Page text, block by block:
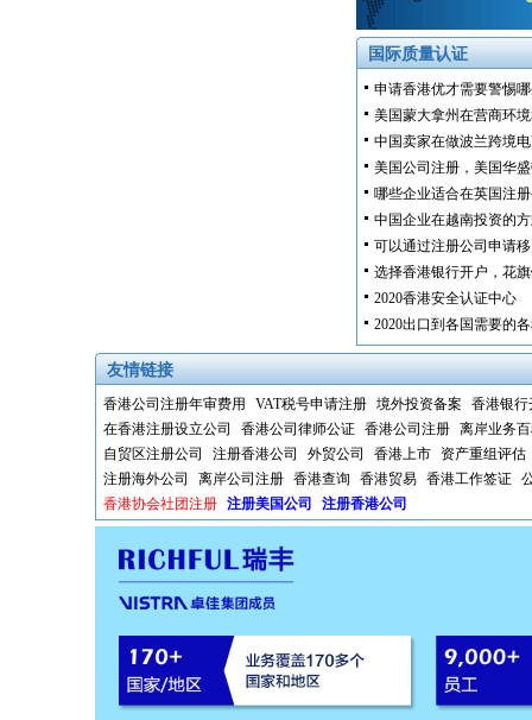
国际质量认证
申请香港优才需要警惕
美国蒙大拿州在营商环
中国卖家在做波兰跨境
美国公司注册，美国华
哪些企业适合在英国注
中国企业在越南投资的
可以通过注册公司申请
选择香港银行开户，花
2020香港安全认证中心
2020出口到各国需要的
友情链接
香港公司注册年审费用 VAT税号申请注册 境外投资备案
香港银行
在香港注册设立公司
香港公司律师公证 香港公司注册 离岸业务
自贸区注册公司
注册香港公司 外贸公司 香港上市
资产重组评估
注册海外公司
离岸公司注册 香港查询 香港贸易 香港工作签证
香港协会社团注册 注册美国公司 注册香港公司